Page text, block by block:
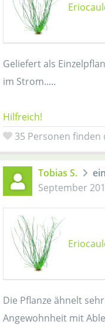
Geliefert als
im Strom.....
Hilfreich!
35 Personen finden
Tobias S.
September
Die Pflanze ähnelt
Angewohnheit mit